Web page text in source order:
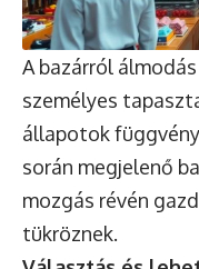
A bazárról
személyes
állapotok
során megjelenő
mozgás révén
tükröznek.